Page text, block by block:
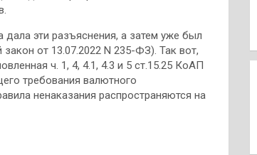
эти разъяснения, а затем уже был
от 13.07.2022 N 235-ФЗ). Так вот,
ч. 1, 4, 4.1, 4.3 и 5 ст.15.25 КоАП
требования валютного
ненаказания распространяются на